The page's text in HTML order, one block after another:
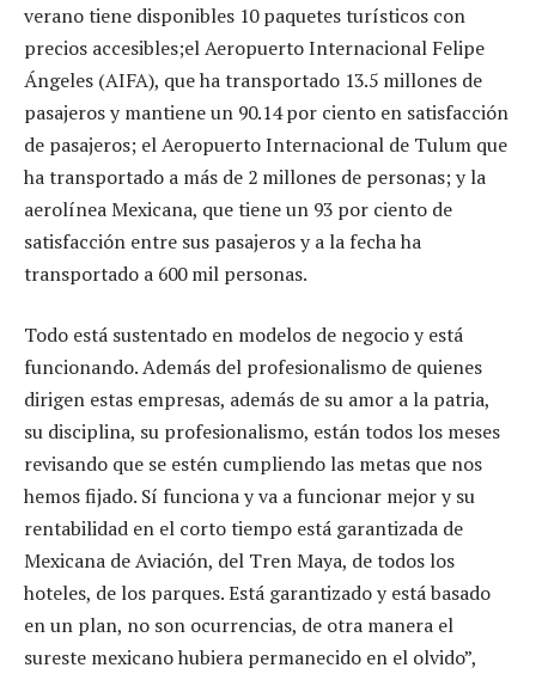
verano tiene disponibles 10 paquetes turísticos con
precios accesibles;el Aeropuerto Internacional Felipe
Ángeles (AIFA), que ha transportado 13.5 millones de
pasajeros y mantiene un 90.14 por ciento en satisfacción
de pasajeros; el Aeropuerto Internacional de Tulum que
ha transportado a más de 2 millones de personas; y la
aerolínea Mexicana, que tiene un 93 por ciento de
satisfacción entre sus pasajeros y a la fecha ha
transportado a 600 mil personas.
Todo está sustentado en modelos de negocio y está
funcionando. Además del profesionalismo de quienes
dirigen estas empresas, además de su amor a la patria,
su disciplina, su profesionalismo, están todos los meses
revisando que se estén cumpliendo las metas que nos
hemos fijado. Sí funciona y va a funcionar mejor y su
rentabilidad en el corto tiempo está garantizada de
Mexicana de Aviación, del Tren Maya, de todos los
hoteles, de los parques. Está garantizado y está basado
en un plan, no son ocurrencias, de otra manera el
sureste mexicano hubiera permanecido en el olvido”,